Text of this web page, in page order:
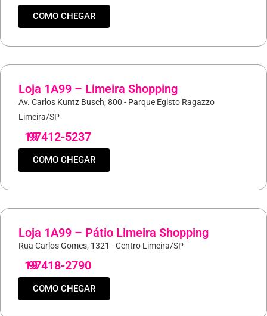
COMO CHEGAR
Loja 1A99 – Limeira Shopping
Av. Carlos Kuntz Busch, 800 - Parque Egisto Ragazzo
Limeira/SP
19
97412-5237
COMO CHEGAR
Loja 1A99 – Pátio Limeira Shopping
Rua Carlos Gomes, 1321 - Centro Limeira/SP
19
97418-2790
COMO CHEGAR